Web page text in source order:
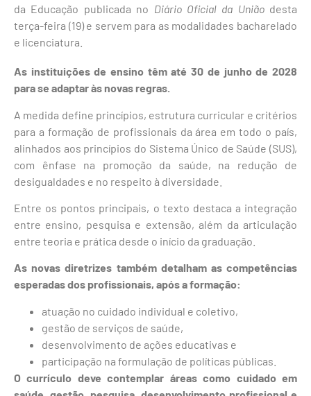
da Educação publicada no Diário Oficial da Uniãodesta
terça-feira (19) e servem para as modalidades bacharelado
e licenciatura.
As instituições de ensino têm até 30 de junho de 2028
para se adaptar às novas regras.
A medida define princípios, estrutura curricular e critérios
para a formação de profissionais da área em todo o país,
alinhados aos princípios do Sistema Único de Saúde (SUS),
com ênfase na promoção da saúde, na redução de
desigualdades e no respeito à diversidade.
Entre os pontos principais, o texto destaca a integração
entre ensino, pesquisa e extensão, além da articulação
entre teoria e prática desde o início da graduação.
As novas diretrizes também detalham as competências
esperadas dos profissionais, após a formação:
atuação no cuidado individual e coletivo,
gestão de serviços de saúde,
desenvolvimento de ações educativas e
participação na formulação de políticas públicas.
O currículo deve contemplar áreas como cuidado em